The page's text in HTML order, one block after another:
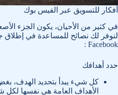
أفكار للتسويق عبر الفيس بوك
في كثير من الأحيان، يكون الجزء
لنوفر لك نصائح للمساعدة في
Facebook :
حدد أهدافك
كل شيء يبدأ بتحديد الهدف،